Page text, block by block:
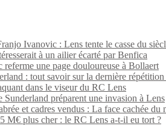
Ivanovic : Lens tente le casse du
à un ailier écarté par Benfica
referme une page douloureuse à Bollaert
: tout savoir sur la dernière
dans le viseur du RC Lens
Sunderland préparent une invasion à Lens
et cadres vendus : La face cachée
M€ plus cher : le RC Lens a-t-il eu tort ?